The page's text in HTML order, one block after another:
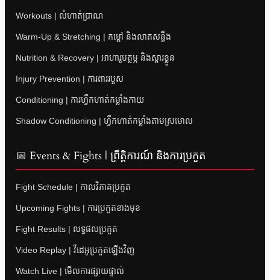
Workouts | លំហាត់ប្រាណ
Warm-Up & Stretching | កម្តៅ និងលាតសន្ធឹង
Nutrition & Recovery | អាហារូបត្ថម្ភ និងស្តារខ្លួន
Injury Prevention | ការពាររបួស
Conditioning | ការហ្វឹកហាត់កម្លាំងកាយ
Shadow Conditioning | ហ្វឹកហាត់កម្លាំងតាមស្រមោល
📅 Events & Fights | ព្រឹត្តិការណ៍ និងការប្រកួត
Fight Schedule | កាលវិភាគប្រកួត
Upcoming Fights | ការប្រកួតខាងមុខ
Fight Results | លទ្ធផលប្រកួត
Video Replay | វីដេអូប្រកួតឡើងវិញ
Watch Live | មើលការផ្សាយផ្ទាល់